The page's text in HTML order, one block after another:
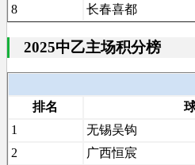
8
长春喜都
2025中乙主场积分榜
排名
1
无锡吴钩
2
广西恒宸